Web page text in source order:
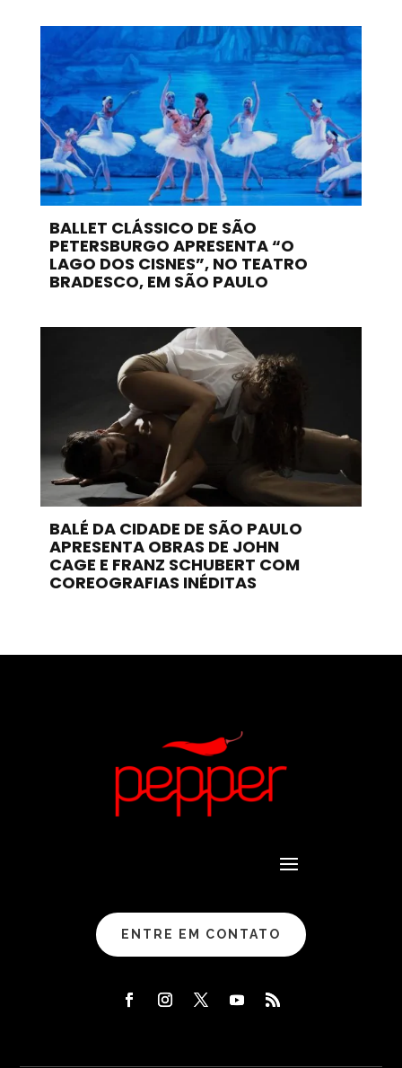
BALLET CLÁSSICO DE SÃO
PETERSBURGO APRESENTA “O
LAGO DOS CISNES”, NO TEATRO
BRADESCO, EM SÃO PAULO
BALÉ DA CIDADE DE SÃO PAULO
APRESENTA OBRAS DE JOHN
CAGE E FRANZ SCHUBERT COM
COREOGRAFIAS INÉDITAS
ENTRE EM CONTATO